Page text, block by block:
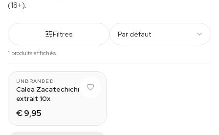
(18+).
Filtres Par défaut
1 produits affichés
UNBRANDED
Calea Zacatechichi
extrait 10x
€ 9,95